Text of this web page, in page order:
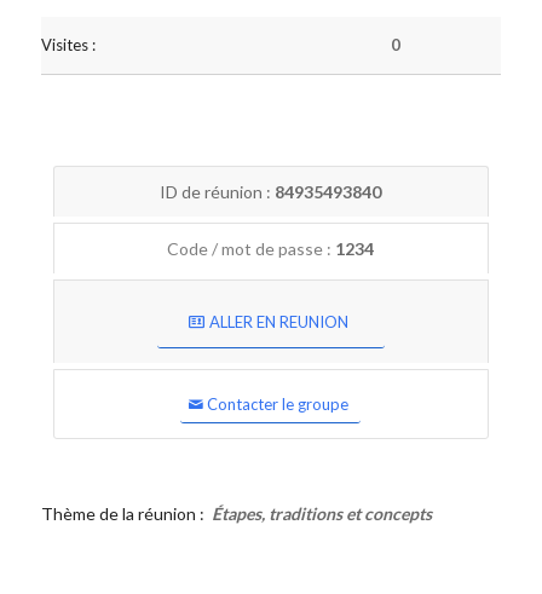
Visites : 0
ID de réunion : 84935493840
Code / mot de passe : 1234
ALLER EN REUNION
Contacter le groupe
Thème de la réunion : Étapes, traditions et concepts